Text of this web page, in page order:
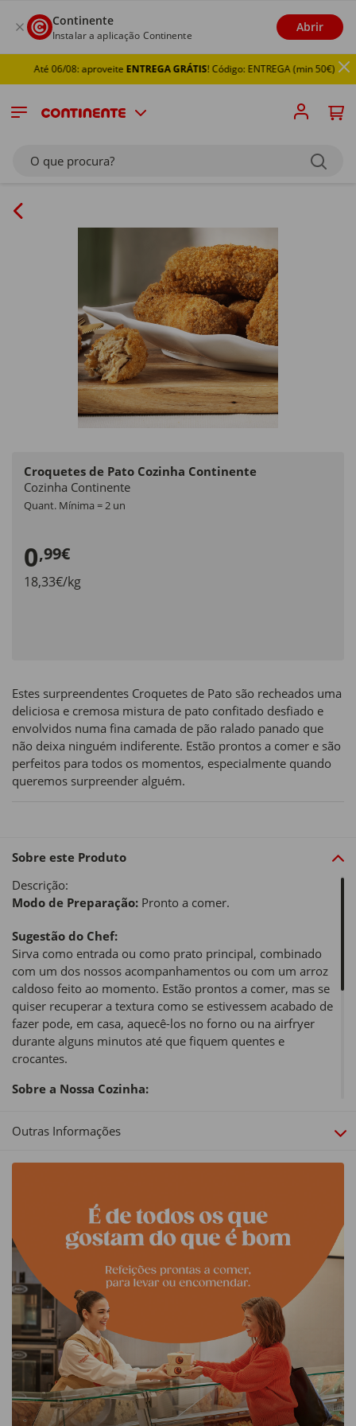
Continente
Instalar a aplicação Continente
Abrir
Até 06/08: aproveiteENTREGA GRÁTIS! Código: ENTREGA (min 50€)
O que procura?
Croquetes de Pato Cozinha Continente
Cozinha Continente
Quant. Mínima = 2 un
0,99€
18,33€/kg
Estes surpreendentes Croquetes de Pato são recheados uma
deliciosa e cremosa mistura de pato confitado desfiado e
envolvidos numa fina camada de pão ralado panado que
não deixa ninguém indiferente. Estão prontos a comer e são
perfeitos para todos os momentos, especialmente quando
queremos surpreender alguém.
Sobre este Produto
Descrição:
Modo de Preparação: Pronto a comer.
Sugestão do Chef:
Sirva como entrada ou como prato principal, combinado
com um dos nossos acompanhamentos ou com um arroz
caldoso feito ao momento. Estão prontos a comer, mas se
quiser recuperar a textura como se estivessem acabado de
fazer pode, em casa, aquecê-los no forno ou na airfryer
durante alguns minutos até que fiquem quentes e
crocantes.
Sobre a Nossa Cozinha:
refeições prontas a levar da Cozinha Continente. São
confecionadas com os melhores ingredientes, sem corantes
ou conservantes adicionados - como se fossem feitas em
ingredientes. A peso, em dose individual ou formato
familiar, está tudo na Cozinha Continente.
Tipo de produto:
Salgados
Outras Informações